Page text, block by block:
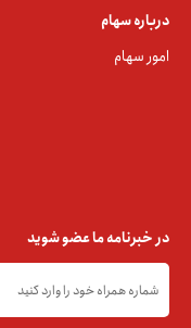
درباره سهام
امور سهام
در خبرنامه ما عضو شوید